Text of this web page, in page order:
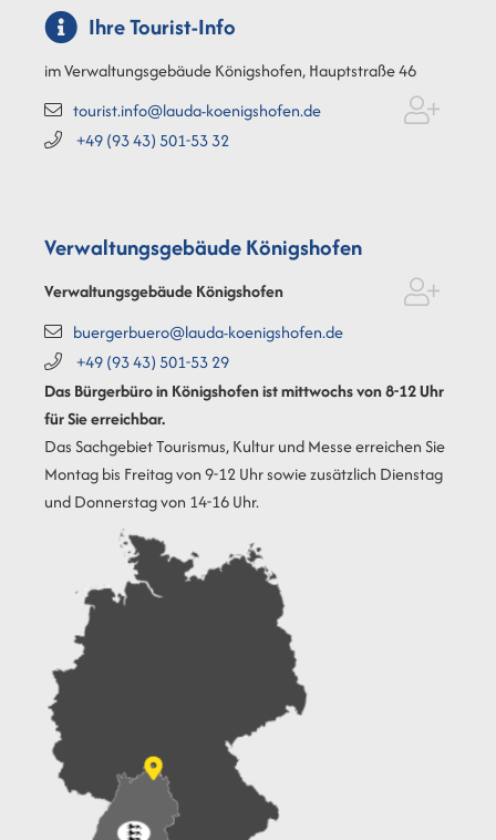
Ihre Tourist-Info
im Verwaltungsgebäude Königshofen, Hauptstraße 46
tourist.info@lauda-koenigshofen.de
+49 (9343) 501-5332
Verwaltungsgebäude Königshofen
Verwaltungsgebäude Königshofen
buergerbuero@lauda-koenigshofen.de
+49 (9343) 501-5329
Das Bürgerbüro in Königshofen ist mittwochs von 8-12 Uhr
für Sie erreichbar.
Das Sachgebiet Tourismus, Kultur und Messe erreichen Sie
Montag bis Freitag von 9-12 Uhr sowie zusätzlich Dienstag
und Donnerstag von 14-16 Uhr.